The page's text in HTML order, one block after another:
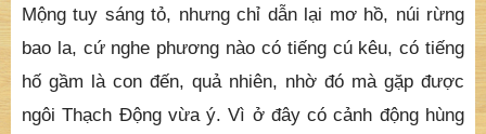
phải gánh chịu những dư báo gian truân và chứng
minh cái nghĩa "tịnh" và "động". Biểu thị việc làm "tiệm
tiến" là bước đi vững chắc, còn "dục tốc" thì sẽ sa
ngã, nơi thực nghiệm của ông là rừng thiêng nhiều thú